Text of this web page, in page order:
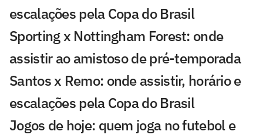
escalações pela Copa do Brasil
Sporting x Nottingham Forest: onde
assistir ao amistoso de pré-temporada
Santos x Remo: onde assistir, horário e
escalações pela Copa do Brasil
Jogos de hoje: quem joga no futebol e